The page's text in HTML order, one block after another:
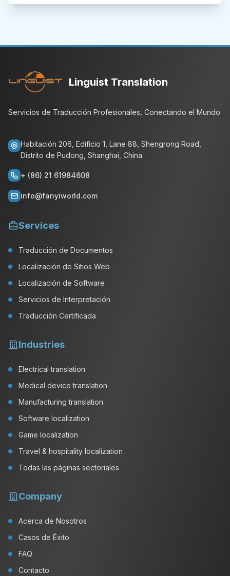
Linguist Translation
Servicios de Traducción Profesionales, Conectando el Mundo
Habitación 206, Edificio 1, Lane 88, Shengrong Road,
Distrito de Pudong, Shanghai, China
+ (86) 21 61984608
info@fanyiworld.com
Services
Traducción de Documentos
Localización de Sitios Web
Localización de Software
Servicios de Interpretación
Traducción Certificada
Industries
Electrical translation
Medical device translation
Manufacturing translation
Software localization
Game localization
Travel & hospitality localization
Todas las páginas sectoriales
Company
Acerca de Nosotros
Casos de Éxito
FAQ
Contacto